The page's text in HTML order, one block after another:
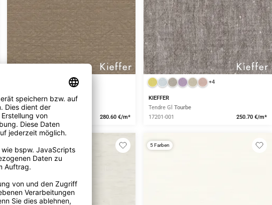
KIEFFER
Grande Largeur
17162-001
280.60 €/m*
+4
KIEFFER
Tendre Gl Tourbe
17201-001
250.70 €/m*
5 Farben